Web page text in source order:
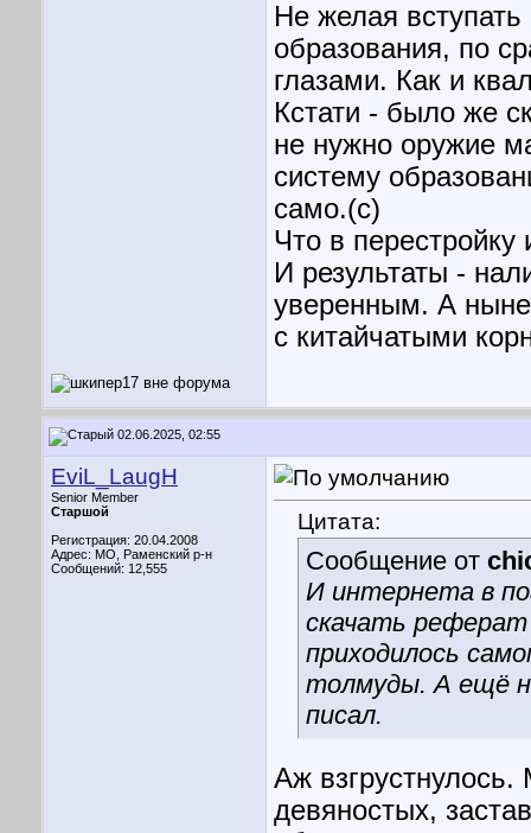
Не желая
образования, по
глазами. Как и
Кстати - было же
не нужно оружие
систему
само.(с)
Что в
И результаты -
уверенным. А
с китайчатыми
02.06.2025, 02:55
EviL_LaugH
Senior Member
Старшой
Регистрация: 20.04.2008
Адрес: МО, Раменский р-н
Сообщений: 12,555
Цитата:
Сообщение от
И интернета в
скачать
приходилось
толмуды. А ещё
писал.
Аж
девяностых,